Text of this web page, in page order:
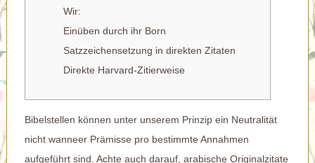
Wir:
Einüben durch ihr Born
Satzzeichensetzung in direkten Zitaten
Direkte Harvard-Zitierweise
Bibelstellen können unter unserem Prinzip ein Neutralität
nicht wanneer Prämisse pro bestimmte Annahmen
aufgeführt sind. Achte auch darauf, arabische Originalzitate